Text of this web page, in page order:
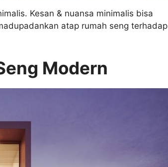
Kesan & nuansa minimalis bisa
atap rumah seng terhadap
Modern